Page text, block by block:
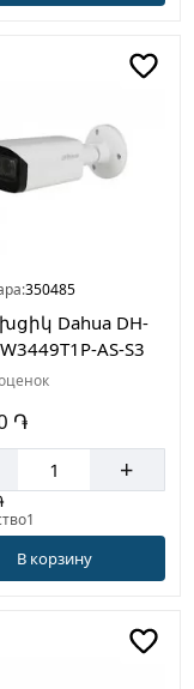
350485
Dahua DH-
AS-S3
֏
+
В корзину